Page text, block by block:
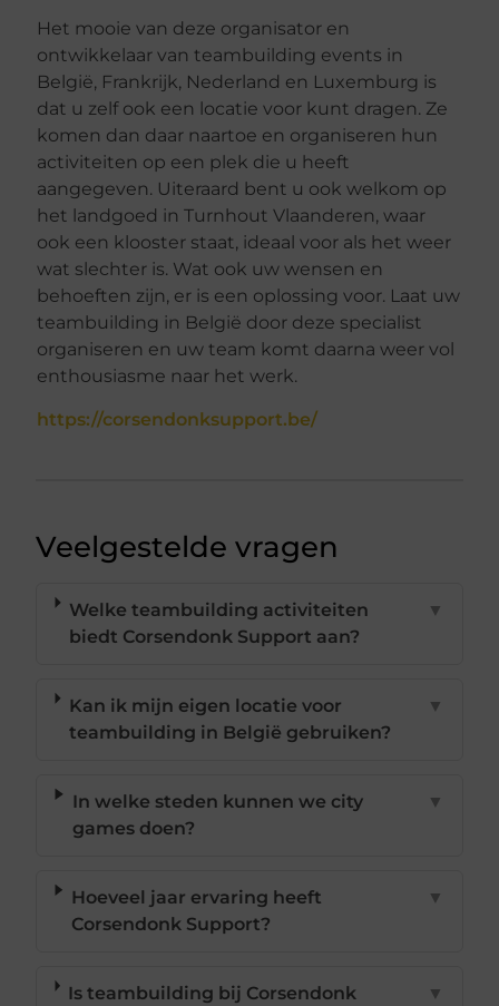
Het mooie van deze organisator en
ontwikkelaar van teambuilding events in
België, Frankrijk, Nederland en Luxemburg is
dat u zelf ook een locatie voor kunt dragen. Ze
komen dan daar naartoe en organiseren hun
activiteiten op een plek die u heeft
aangegeven. Uiteraard bent u ook welkom op
het landgoed in Turnhout Vlaanderen, waar
ook een klooster staat, ideaal voor als het weer
wat slechter is. Wat ook uw wensen en
behoeften zijn, er is een oplossing voor. Laat uw
teambuilding in België door deze specialist
organiseren en uw team komt daarna weer vol
enthousiasme naar het werk.
https://corsendonksupport.be/
Veelgestelde vragen
Welke teambuilding activiteiten
biedt Corsendonk Support aan?
▼
Kan ik mijn eigen locatie voor
teambuilding in België gebruiken?
▼
In welke steden kunnen we city
games doen?
▼
Hoeveel jaar ervaring heeft
Corsendonk Support?
▼
Is teambuilding bij Corsendonk ▼